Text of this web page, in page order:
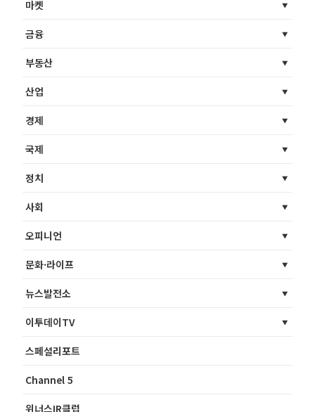
마켓
금융
부동산
산업
경제
국제
정치
사회
오피니언
문화·라이프
뉴스발전소
이투데이TV
스페셜리포트
Channel 5
위너스IR클럽